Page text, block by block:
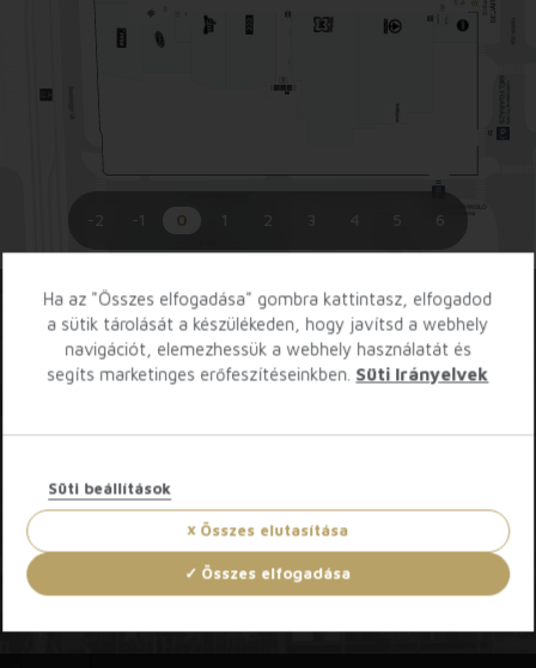
-1 0 1 6
Töltsd le az Etele App-ot!
Ha az "Összes elfogadása" gombra kattintasz, elfogadod
a sütik tárolását a készülékeden, hogy javítsd a webhely
navigációt, elemezhessük a webhely használatát és
segíts marketinges erőfeszítéseinkben. Süti Irányelvek
Összes elutasítása
Összes elfogadása
Süti beállítások